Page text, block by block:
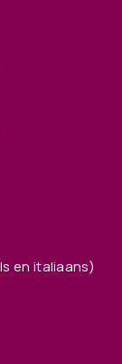
en italiaans)